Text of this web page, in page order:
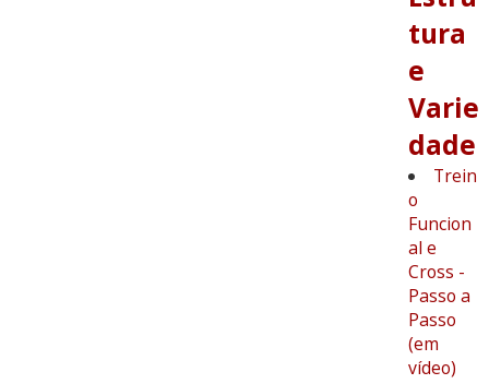
tura
e
Varie
dade
Trein
o
Funcion
al e
Cross -
Passo a
Passo
(em
vídeo)